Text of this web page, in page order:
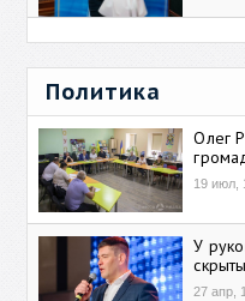
Политика
Олег
19 июл,
У
27 апр,